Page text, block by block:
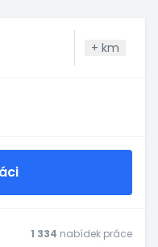
+ km
1 334 nabídek práce